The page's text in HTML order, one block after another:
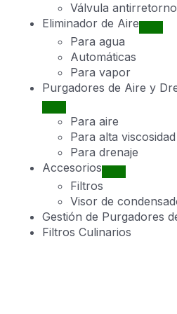
Válvula antirretorno
Eliminador de Aire
Para agua
Automáticas
Para vapor
Purgadores de Aire y
Para aire
Para alta viscosidad
Para drenaje
Accesorios
Filtros
Visor de
Gestión de Purgadores
Filtros Culinarios